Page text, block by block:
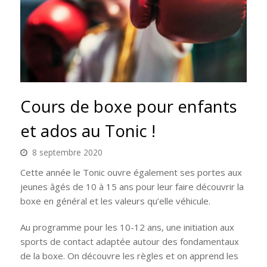
Cours de boxe pour enfants
et ados au Tonic !
8 septembre 2020
Cette année le Tonic ouvre également ses portes aux
jeunes âgés de 10 à 15 ans pour leur faire découvrir la
boxe en général et les valeurs qu’elle véhicule.
Au programme pour les 10-12 ans, une initiation aux
sports de contact adaptée autour des fondamentaux
de la boxe. On découvre les règles et on apprend les